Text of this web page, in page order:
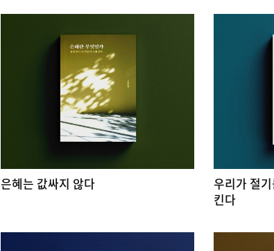
주제별 도서
시리즈 도서
출간예정 도서
전자도서(E-Book)
은혜는 값싸지 않다
우리가 절
킨다